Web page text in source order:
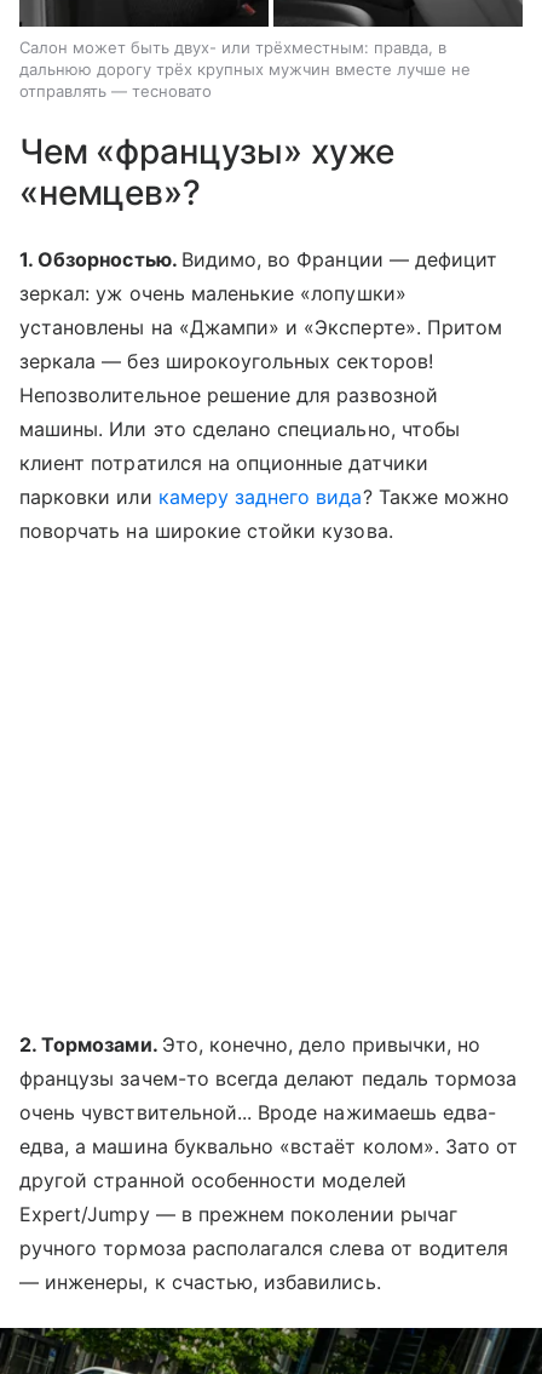
Салон может быть двух- или трёхместным: правда, в
дальнюю дорогу трёх крупных мужчин вместе лучше не
отправлять — тесновато
Чем «французы» хуже
«немцев»?
1. Обзорностью. Видимо, во Франции — дефицит
зеркал: уж очень маленькие «лопушки»
установлены на «Джампи» и «Эксперте». Притом
зеркала — без широкоугольных секторов!
Непозволительное решение для развозной
машины. Или это сделано специально, чтобы
клиент потратился на опционные датчики
парковки или камеру заднего вида? Также можно
поворчать на широкие стойки кузова.
2. Тормозами. Это, конечно, дело привычки, но
французы зачем-то всегда делают педаль тормоза
очень чувствительной... Вроде нажимаешь едва-
едва, а машина буквально «встаёт колом». Зато от
другой странной особенности моделей
Expert/Jumpy — в прежнем поколении рычаг
ручного тормоза располагался слева от водителя
— инженеры, к счастью, избавились.